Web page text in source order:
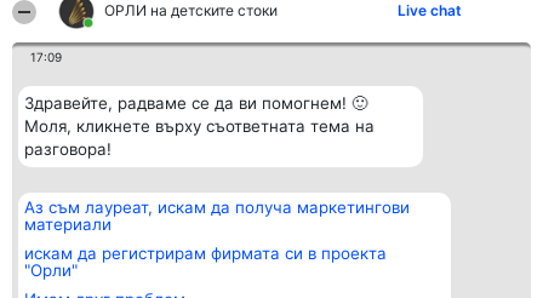
ОРЛИ на детските стоки Live chat
17:09
Здравейте, радваме се да ви помогнем! 🙂
Моля, кликнете върху съответната тема на
разговора!
Аз съм лауреат, искам да получа маркетингови
материали
искам да регистрирам фирмата си в проекта
"Орли"
Организатор на
класиране
BulevardulAleea Timișul De
Sus Nr. 2, Bl. A30, Sc. A, Et.
Класация
всички
Контакти